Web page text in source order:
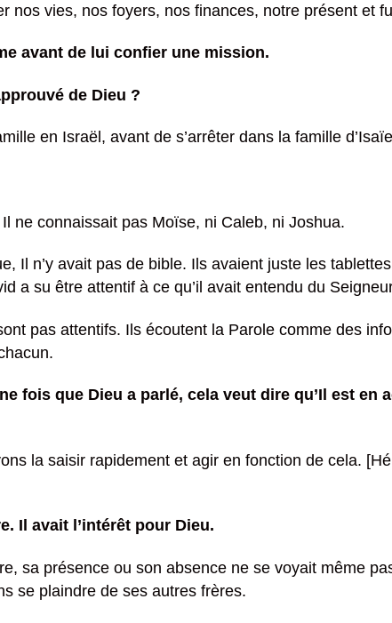
nos vies, nos foyers, nos finances, notre présent et
avant de lui confier une mission.
de Dieu ?
en Israël, avant de s’arrêter dans la famille
ne connaissait pas Moïse, ni Caleb, ni Joshua.
Il n’y avait pas de bible. Ils avaient juste les
a su être attentif à ce qu’il avait entendu du
pas attentifs. Ils écoutent la Parole comme des
fois que Dieu a parlé, cela veut dire qu’Il est
la saisir rapidement et agir en fonction de cela.
Il avait l’intérêt pour Dieu.
sa présence ou son absence ne se voyait même
se plaindre de ses autres frères.